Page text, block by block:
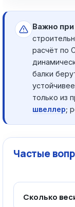
Важно
расчёт по
балки
только из
швеллер;
Частые
Сколько